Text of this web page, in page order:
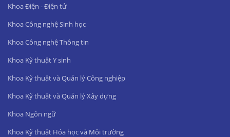
Khoa Điện - Điện tử
Khoa Công nghệ Sinh học
Khoa Công nghệ Thông tin
Khoa Kỹ thuật Y sinh
Khoa Kỹ thuật và Quản lý Công nghiệp
Khoa Kỹ thuật và Quản lý Xây dựng
Khoa Ngôn ngữ
Khoa Kỹ thuật Hóa học và Môi trường